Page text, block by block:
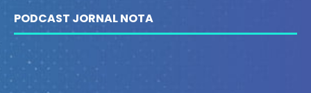
PODCAST JORNAL NOTA